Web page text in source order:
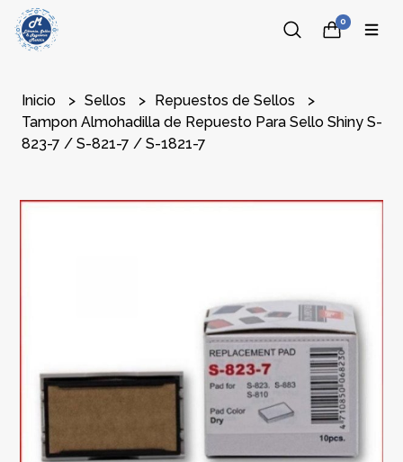
0
Inicio Sellos
Repuestos de Sellos
Tampon Almohadilla de Repuesto Para Sello Shiny S-
823-7 / S-821-7 / S-1821-7